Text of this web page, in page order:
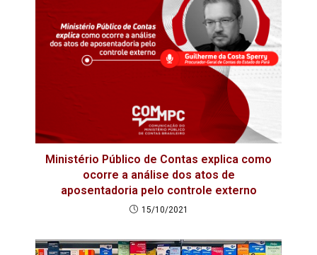
Ministério Público de Contas explica como
ocorre a análise dos atos de
aposentadoria pelo controle externo
15/10/2021